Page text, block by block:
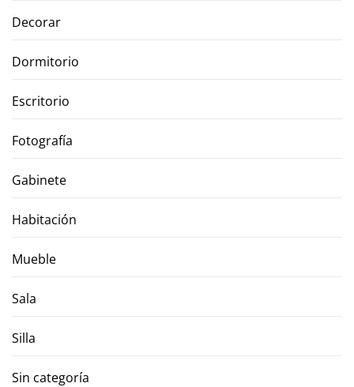
Decorar
Dormitorio
Escritorio
Fotografía
Gabinete
Habitación
Mueble
Sala
Silla
Sin categoría